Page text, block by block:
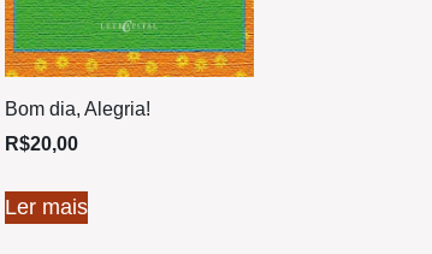
Bom dia, Alegria!
R$20,00
Ler mais